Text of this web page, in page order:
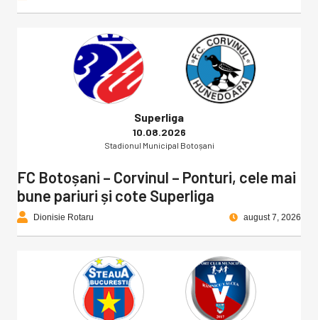
Superliga
10.08.2026
Stadionul Municipal Botoșani
FC Botoșani – Corvinul – Ponturi, cele mai
bune pariuri și cote Superliga
Dionisie Rotaru august 7, 2026